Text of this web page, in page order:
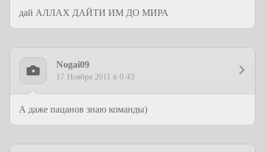
дай АЛЛАХ ДАЙТИ ИМ ДО МИРА
Nogai09
17 Ноября 2011 в 0:43
А даже пацанов знаю команды)